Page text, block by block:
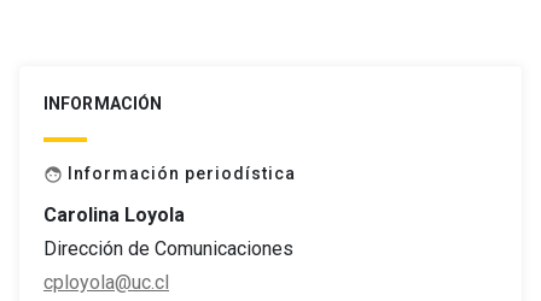
INFORMACIÓN
face Información periodística
Carolina Loyola
Dirección de Comunicaciones
cployola@uc.cl